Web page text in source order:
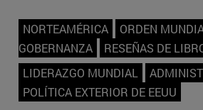
NORTEAMÉRICA
ORDEN
GOBERNANZA
RESEÑAS DE
LIDERAZGO MUNDIAL
POLÍTICA EXTERIOR DE EEUU